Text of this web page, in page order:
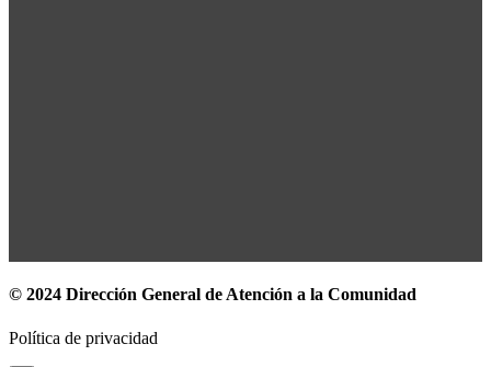
© 2024 Dirección General de Atención a la Comunidad
Política de privacidad